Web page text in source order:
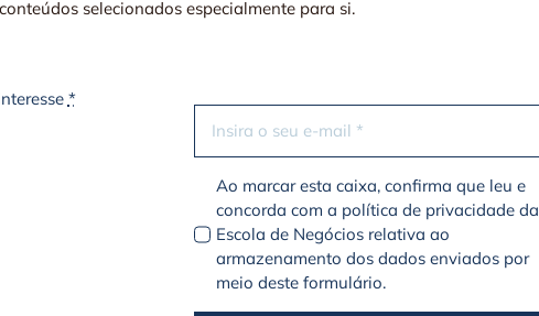
conteúdos selecionados especialmente para si.
*
Ao marcar esta caixa, confirma que leu e
concorda com a política de privacidade da
Escola de Negócios relativa ao
armazenamento dos dados enviados por
meio deste formulário.